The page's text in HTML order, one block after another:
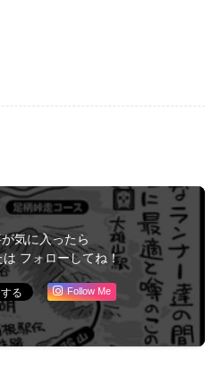
気に入ったら
フォローしてね！
Follow Me